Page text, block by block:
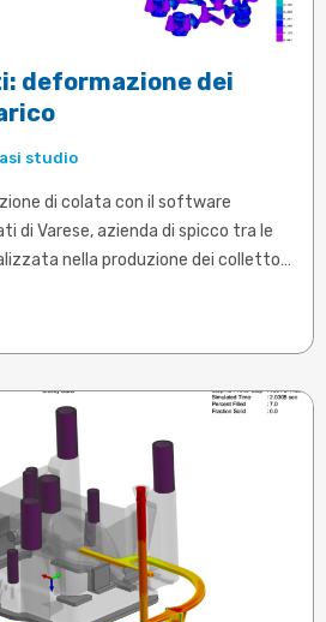
deformazione dei
studio
di colata con il software
di Varese, azienda di spicco tra le
nella produzione dei collettori
simulazione di colata.